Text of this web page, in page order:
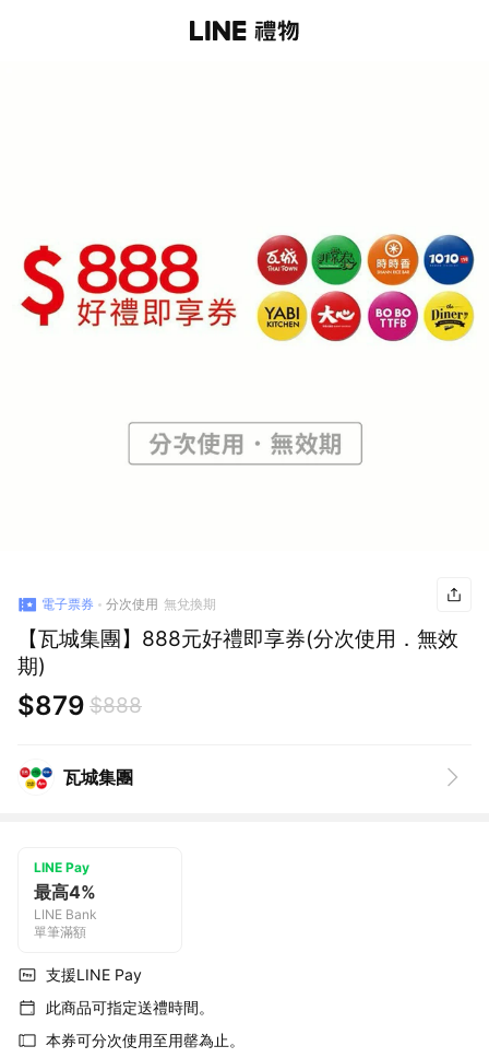
電子票券 分次使用 無兌換期
【瓦城集團】888元好禮即享券(分次使用．無效
期)
$879 $888
瓦城集團
LINE Pay
最高4%
LINE Bank
單筆滿額
支援LINE Pay
此商品可指定送禮時間。
本券可分次使用至用罄為止。